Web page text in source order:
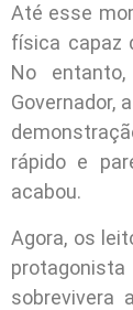
Até esse
física capaz
No
Governador,
rápido e
acabou.
Agora, os
sobrevivera